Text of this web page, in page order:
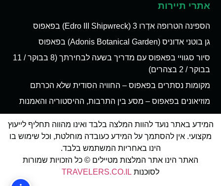
אתרי תיירות
הספינה הטרופה אדְרו 3 (Edro III Shipwreck) בפאפוס
גן בוטני אדוניס (Adonis Botanical Garden) בפאפוס
סיור סגוויי בפאפוס עם מדריך בשעה לבחירתך (8 בבוקר / 11
בבוקר / 2 בצהרים)
מקומות נסתרים בפאפוס – החוויה הסודית שלא הכרתם
מוזיאונים בפאפוס – מסע בין התרבות, ההיסטוריה והאמנות
המידע באתר נועד להוות המלצה בלבד ואינו מהווה תחליף לייעוץ
מקצועי. אין להסתמך על המידע כעובדה מוחלטת, וכל שימוש בו
הינו באחריות המשתמש בלבד.
האתר הינו אתר המלצות מטיילים © כל הזכויות שמורות
לסוכנות TRAVELERS.CO.IL